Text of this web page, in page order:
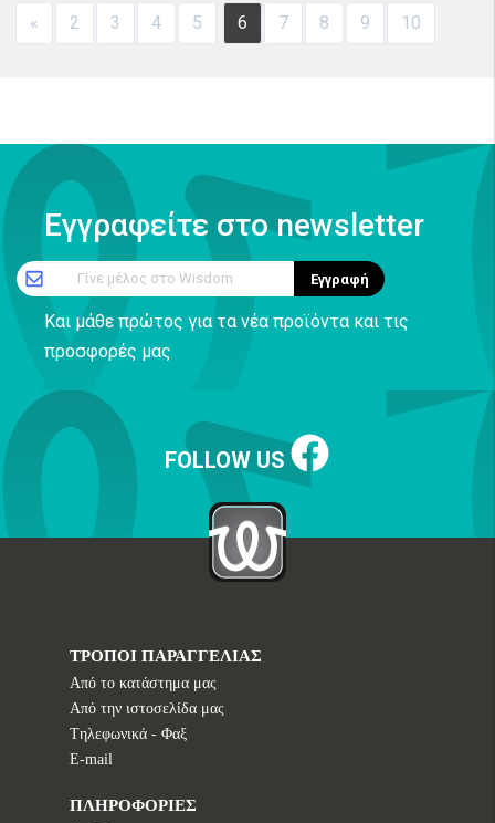
« 2 3 4 5 6 7 8 9 10
Εγγραφείτε στο newsletter
Γίνε μέλος στο Wisdom Εγγραφή
Και μάθε πρώτος για τα νέα προϊόντα και τις
προσφορές μας
FOLLOW US
ΤΡΟΠΟΙ ΠΑΡΑΓΓΕΛΙΑΣ
Από το κατάστημα μας
Από την ιστοσελίδα μας
Tηλεφωνικά - Φαξ
E-mail
ΠΛΗΡΟΦΟΡΙΕΣ